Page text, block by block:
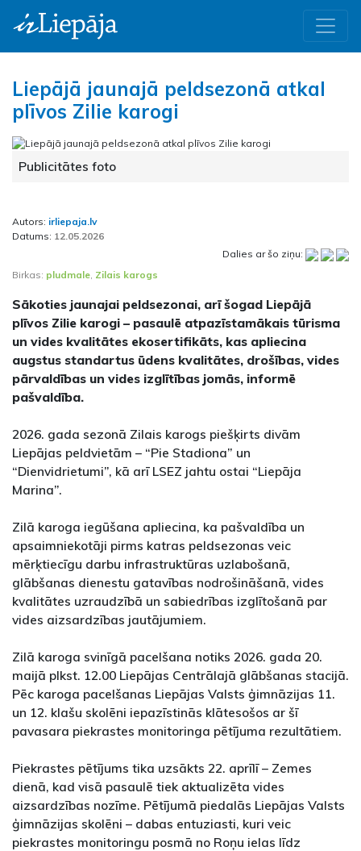
Liepājā jaunajā peldsezonā atkal
plīvos Zilie karogi
Publicitātes foto
Autors: irliepaja.lv
Datums: 12.05.2026
Dalies ar šo ziņu:
Birkas: pludmale Zilais karogs
Sākoties jaunajai peldsezonai, arī šogad Liepājā
plīvos Zilie karogi – pasaulē atpazīstamākais tūrisma
un vides kvalitātes ekosertifikāts, kas apliecina
augstus standartus ūdens kvalitātes, drošības, vides
pārvaldības un vides izglītības jomās, informē
pašvaldība.
2026. gada sezonā Zilais karogs piešķirts divām
Liepājas peldvietām – “Pie Stadiona” un
“Dienvidrietumi”, kā arī LSEZ jahtu ostai “Liepāja
Marina”.
Zilā karoga iegūšana apliecina, ka pašvaldība un
apsaimniekotāji pirms katras peldsezonas veic
mērķtiecīgu darbu infrastruktūras uzlabošanā,
glābšanas dienestu gatavības nodrošināšanā, vides
kvalitātes uzraudzībā un sabiedrības izglītošanā par
vides aizsardzības jautājumiem.
Zilā karoga svinīgā pacelšana notiks 2026. gada 20.
maijā plkst. 12.00 Liepājas Centrālajā glābšanas stacijā.
Pēc karoga pacelšanas Liepājas Valsts ģimnāzijas 11.
un 12. klašu skolēni iepazīstinās klātesošos ar šī
pavasara piekrastes monitoringa pētījuma rezultātiem.
Piekrastes pētījums tika uzsākts 22. aprīlī – Zemes
dienā, kad visā pasaulē tiek aktualizēta vides
aizsardzības nozīme. Pētījumā piedalās Liepājas Valsts
ģimnāzijas skolēni – dabas entuziasti, kuri veic
piekrastes monitoringu posmā no Roņu ielas līdz